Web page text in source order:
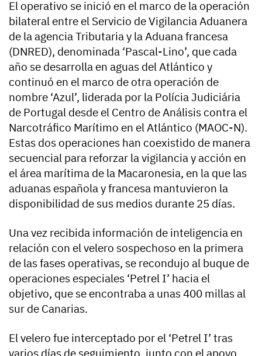
El operativo se inició en el marco de la operación
bilateral entre el Servicio de Vigilancia Aduanera
de la agencia Tributaria y la Aduana francesa
(DNRED), denominada ‘Pascal-Lino’, que cada
año se desarrolla en aguas del Atlántico y
continuó en el marco de otra operación de
nombre ‘Azul’, liderada por la Polícia Judiciária
de Portugal desde el Centro de Análisis contra el
Narcotráfico Marítimo en el Atlántico (MAOC-N).
Estas dos operaciones han coexistido de manera
secuencial para reforzar la vigilancia y acción en
el área marítima de la Macaronesia, en la que las
aduanas española y francesa mantuvieron la
disponibilidad de sus medios durante 25 días.
Una vez recibida información de inteligencia en
relación con el velero sospechoso en la primera
de las fases operativas, se recondujo al buque de
operaciones especiales ‘Petrel I’ hacia el
objetivo, que se encontraba a unas 400 millas al
sur de Canarias.
El velero fue interceptado por el ‘Petrel I’ tras
varios días de seguimiento, junto con el apoyo